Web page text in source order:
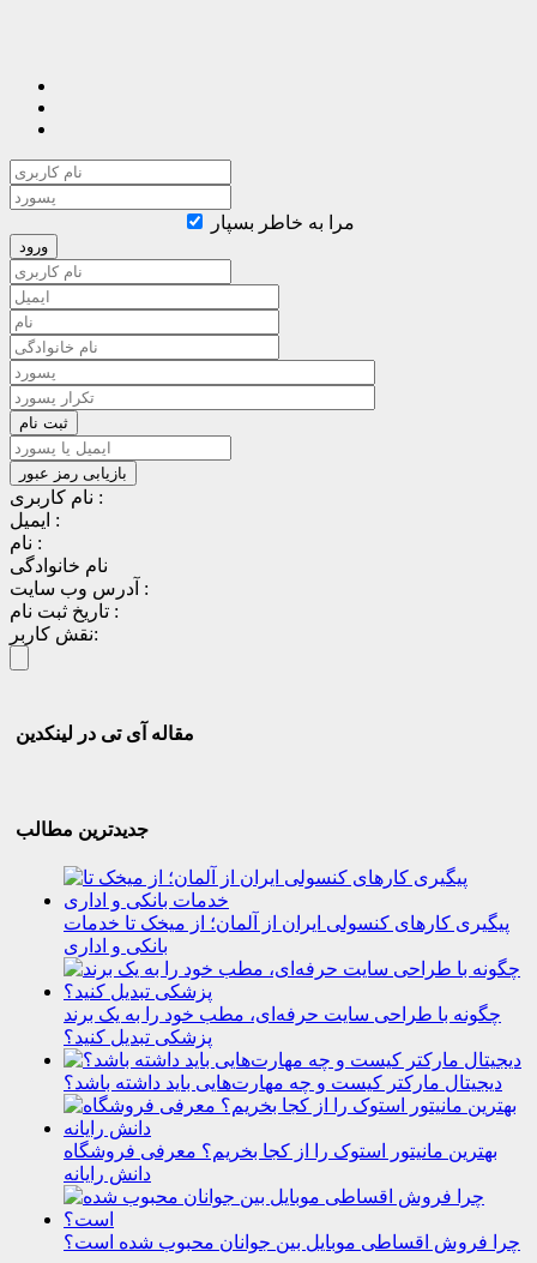
مرا به خاطر بسپار
نام کاربری :
ایمیل :
نام :
نام خانوادگی
آدرس وب سایت :
تاریخ ثبت نام :
نقش کاربر:
مقاله آی تی در لینکدین
جدیدترین مطالب
پیگیری کارهای کنسولی ایران از آلمان؛ از میخک تا خدمات
بانکی و اداری
چگونه با طراحی سایت حرفه‌ای، مطب خود را به یک برند
پزشکی تبدیل کنید؟
دیجیتال مارکتر کیست و چه مهارت‌هایی باید داشته باشد؟
بهترین مانیتور استوک را از کجا بخریم؟ معرفی فروشگاه
دانش رایانه
چرا فروش اقساطی موبایل بین جوانان محبوب شده است؟